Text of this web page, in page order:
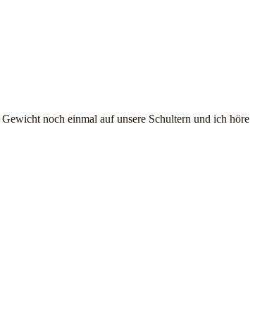
noch einmal auf unsere Schultern und ich höre